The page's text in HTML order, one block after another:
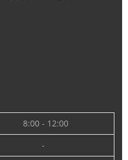
8:00 - 12:00
-